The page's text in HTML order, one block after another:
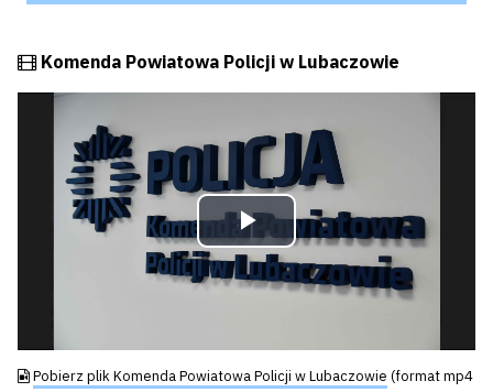
Film
Komenda Powiatowa Policji w Lubaczowie
Odtwórz
wideo
Pobierz plik Komenda Powiatowa Policji w Lubaczowie (format mp4